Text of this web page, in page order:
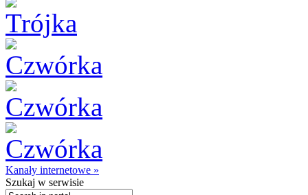
Kanały internetowe »
Szukaj w serwisie